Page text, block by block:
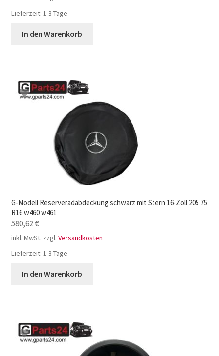
Lieferzeit: 1-3 Tage
In den Warenkorb
G-Modell Reserveradabdeckung schwarz mit Stern 16-Zoll 205 75
R16 w460 w461
580,62€
inkl. MwSt. zzgl. Versandkosten
Lieferzeit: 1-3 Tage
In den Warenkorb